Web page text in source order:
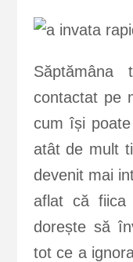
contactat pe
cum își
atât de mult
devenit mai
aflat că fiica
dorește să
tot ce a